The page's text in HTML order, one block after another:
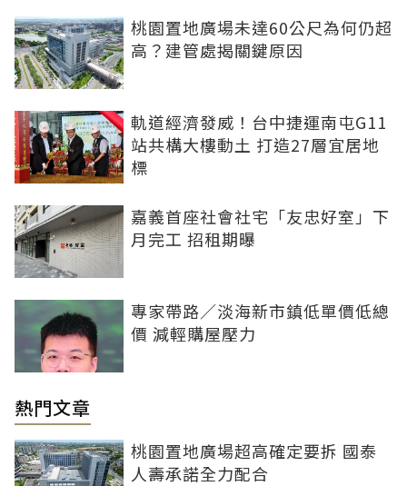
桃園置地廣場未達60公尺為何仍超
高？建管處揭關鍵原因
軌道經濟發威！台中捷運南屯G11
站共構大樓動土 打造27層宜居地
標
嘉義首座社會社宅「友忠好室」下
月完工 招租期曝
專家帶路／淡海新市鎮低單價低總
價 減輕購屋壓力
熱門文章
桃園置地廣場超高確定要拆 國泰
人壽承諾全力配合